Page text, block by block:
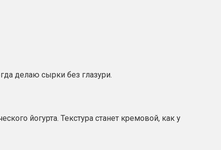
делаю сырки без глазури.
йогурта. Текстура станет кремовой, как у